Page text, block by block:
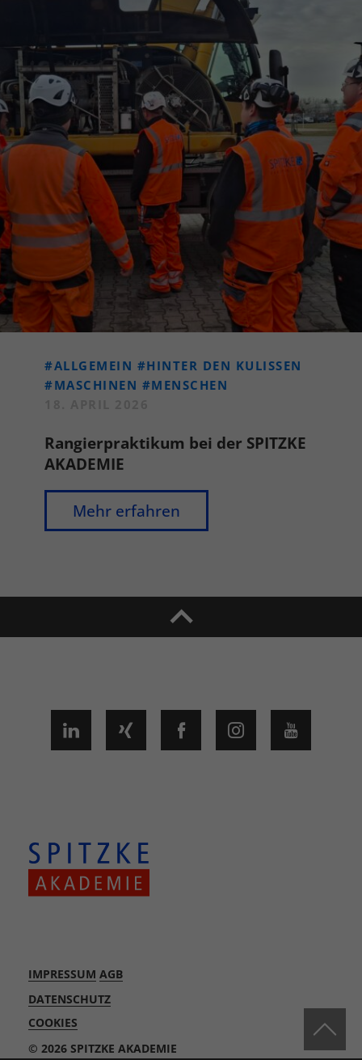
#ALLGEMEIN #HINTER DEN KULISSEN
#MASCHINEN #MENSCHEN
Rangierpraktikum bei der SPITZKE
AKADEMIE
Mehr erfahren
IMPRESSUM
DATENSCHUTZ
AGB
COOKIES
© 2026 SPITZKE AKADEMIE